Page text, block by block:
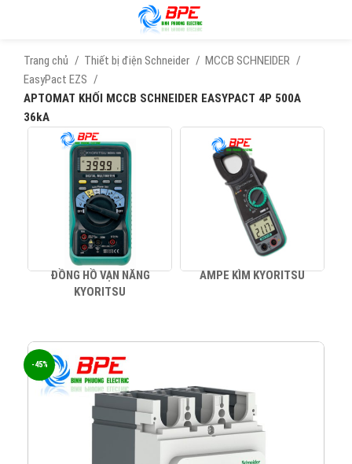
Trang chủ Thiết bị điện Schneider
MCCB SCHNEIDER
EasyPact EZS
APTOMAT KHỐI MCCB SCHNEIDER EASYPACT 4P 500A
36kA
ĐỒNG HỒ VẠN NĂNG
KYORITSU
AMPE KÌM KYORITSU
-45%